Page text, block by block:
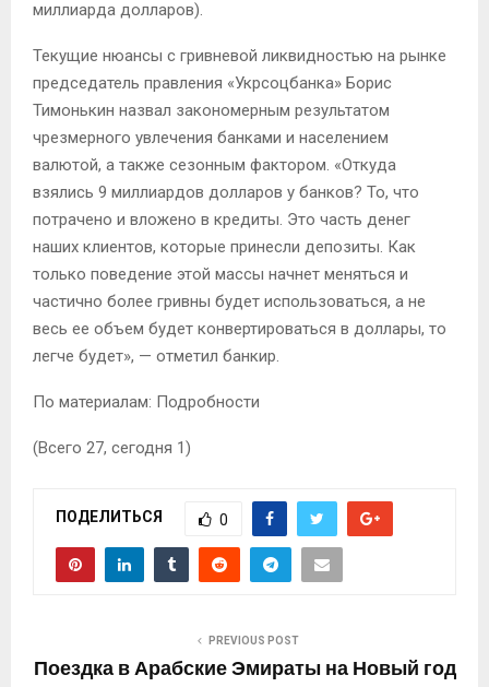
миллиарда долларов).
Текущие нюансы с гривневой ликвидностью на рынке
председатель правления «Укрсоцбанка» Борис
Тимонькин назвал закономерным результатом
чрезмерного увлечения банками и населением
валютой, а также сезонным фактором. «Откуда
взялись 9 миллиардов долларов у банков? То, что
потрачено и вложено в кредиты. Это часть денег
наших клиентов, которые принесли депозиты. Как
только поведение этой массы начнет меняться и
частично более гривны будет использоваться, а не
весь ее объем будет конвертироваться в доллары, то
легче будет», — отметил банкир.
По материалам: Подробности
(Всего 27, сегодня 1)
ПОДЕЛИТЬСЯ 0
PREVIOUS POST
Поездка в Арабские Эмираты на Новый год